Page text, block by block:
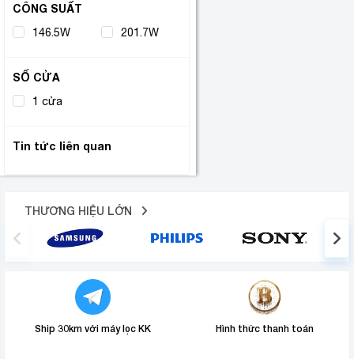
CÔNG SUẤT
146.5W 201.7W
SỐ CỬA
1 cửa
Tin tức liên quan
THƯƠNG HIỆU LỚN
Ship 30km với máy lọc KK Hình thức thanh toán